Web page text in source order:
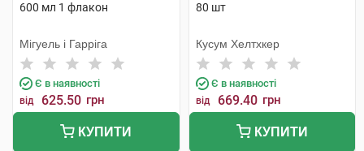
600 мл 1 флакон
Мігуель і Гарріга
Є в наявності
від 625.50 грн
КУПИТИ
80 шт
Кусум Хелтхкер
Є в наявності
від 669.40 грн
КУПИТИ